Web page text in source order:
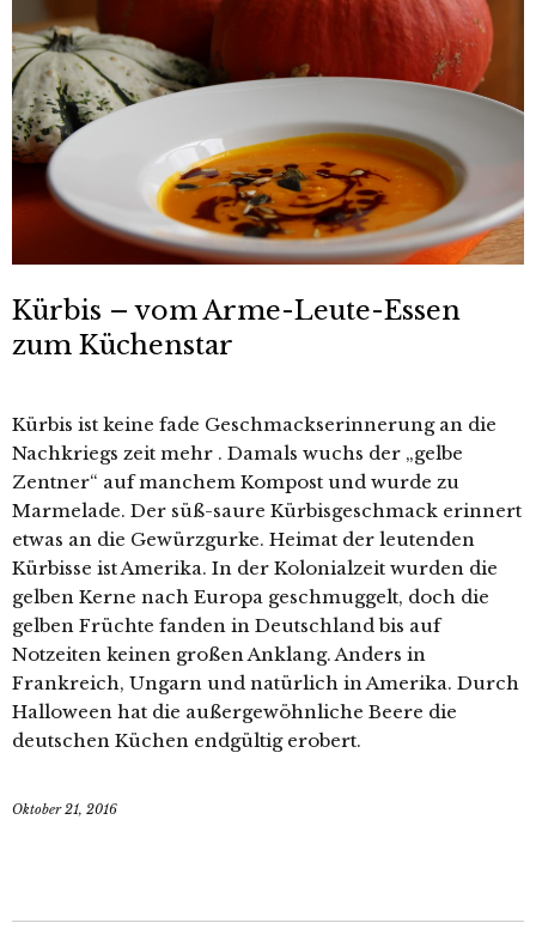
Kürbis – vom Arme-Leute-Essen
zum Küchenstar
Kürbis ist keine fade Geschmackserinnerung an die
Nachkriegs zeit mehr . Damals wuchs der „gelbe
Zentner“ auf manchem Kompost und wurde zu
Marmelade. Der süß-saure Kürbisgeschmack erinnert
etwas an die Gewürzgurke. Heimat der leutenden
Kürbisse ist Amerika. In der Kolonialzeit wurden die
gelben Kerne nach Europa geschmuggelt, doch die
gelben Früchte fanden in Deutschland bis auf
Notzeiten keinen großen Anklang. Anders in
Frankreich, Ungarn und natürlich in Amerika. Durch
Halloween hat die außergewöhnliche Beere die
deutschen Küchen endgültig erobert.
Oktober 21, 2016